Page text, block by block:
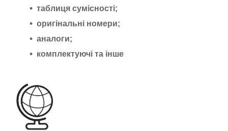
таблиця сумісності;
оригінальні номери;
аналоги;
комплектуючі та інше